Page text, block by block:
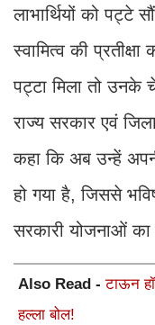
लाभार्थियों को पट्टे
स्वामित्व की
पट्टा मिला तो उनके
राज्य सरकार एवं
कहा कि अब उन्हें
हो गया है, जिससे
सरकारी योजनाओं
Also Read -टाऊन
हल्ला बोल!